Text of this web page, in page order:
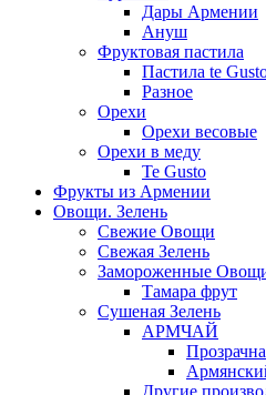
Дары Армении
Ануш
Фруктовая пастила
Пастила te
Разное
Орехи
Орехи весовые
Орехи в меду
Te Gusto
Фрукты из Армении
Овощи. Зелень
Свежие Овощи
Свежая Зелень
Замороженные
Тамара фрут
Сушеная Зелень
АРМЧАЙ
Другие